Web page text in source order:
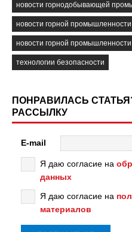
новости горнодобывающей
новости горной промышленности
новости горной промышленности
технологии безопасности
ПОНРАВИЛАСЬ
РАССЫЛКУ
E-mail
Я даю согласие на
данных
Я даю согласие на
материалов